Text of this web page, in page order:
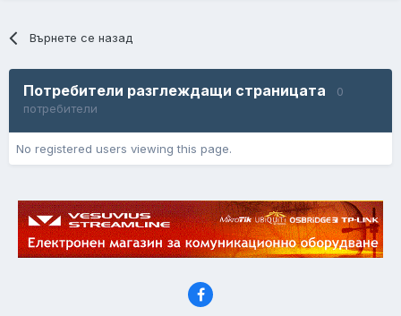
Върнете се назад
Потребители разглеждащи страницата
0
потребители
No registered users viewing this page.